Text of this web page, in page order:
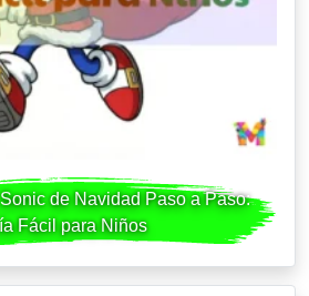
de Navidad Paso a Paso:
Fácil para Niños